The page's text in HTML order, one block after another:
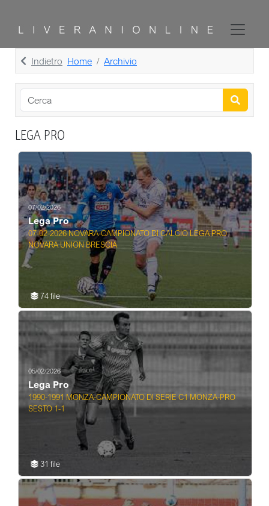
Indietro Home Archivio
LEGA PRO
07/02/2026
Lega Pro
07-02-2026 NOVARA-CAMPIONATO DI CALCIO LEGA PRO
NOVARA UNION BRESCIA
74 file
05/02/2026
Lega Pro
1990-1991 MONZA-CAMPIONATO DI SERIE C1 MONZA-PRO
SESTO 1-1
31 file